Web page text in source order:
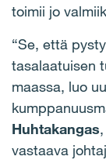
toimii jo
“Se, että
tasalaatuisen
maassa, luo
Huhtakangas
vastaava